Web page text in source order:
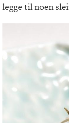
legge til noen